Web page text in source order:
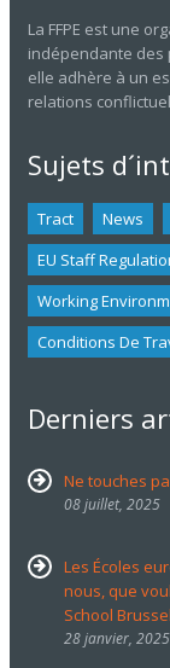
La FFPE est une
indépendante des
elle adhère à un
relations
Sujets
Tract News
EU Staff
Working
Conditions De
Derniers
Ne touches
08 juillet, 2025
Les Écoles
nous, que
School
28 janvier, 2025